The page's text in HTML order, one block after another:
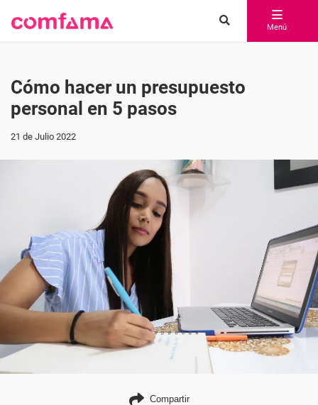
Menú
Cómo hacer un presupuesto
personal en 5 pasos
21 de Julio 2022
Compartir